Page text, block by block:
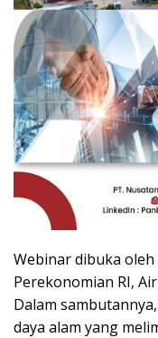
Webinar dibuka
Perekonomian RI,
Dalam
daya alam yang